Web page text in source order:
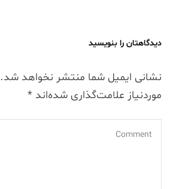
دیدگاهتان را بنویسید
نشانی ایمیل شما منتشر نخواهد شد.
موردنیاز علامت‌گذاری شده‌اند *